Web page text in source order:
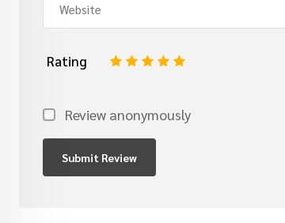
Rating 5
4
3
2
Review anonymously